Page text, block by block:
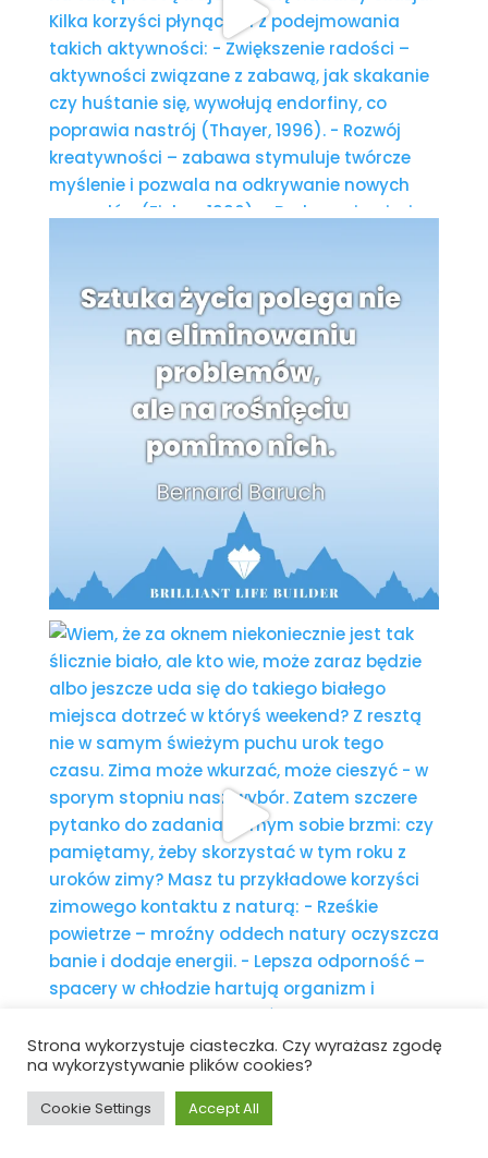
Strona wykorzystuje ciasteczka. Czy wyrażasz zgodę
na wykorzystywanie plików cookies?
Cookie Settings Accept All